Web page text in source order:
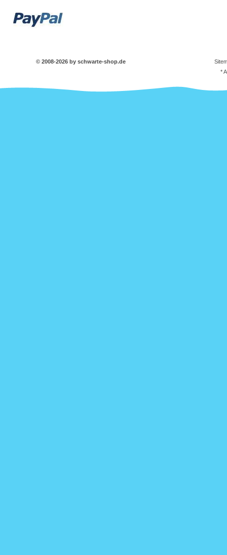
© 2008-2026 by schwarte-shop.de
*